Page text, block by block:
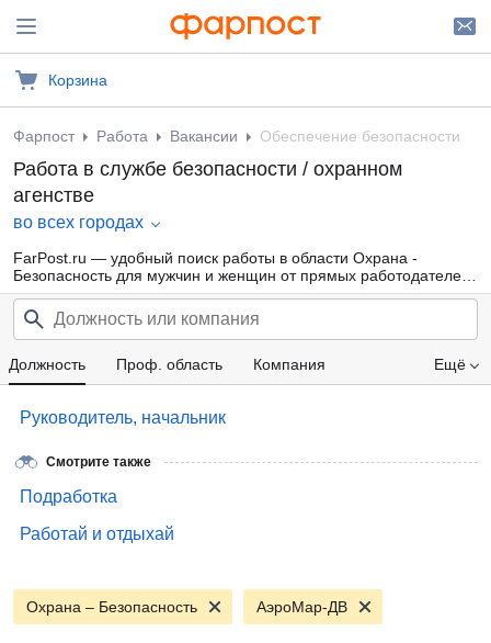
Корзина
Фарпост Работа Вакансии Обеспечение безопасности
Работа в службе безопасности / охранном
агенстве
во всех городах
FarPost.ru — удобный поиск работы в области Охрана -
Безопасность для мужчин и женщин от прямых работодателей,
а также от кадровых агентств. Свежие вакансии каждый день.
Ещё
Должность Проф. область Компания
Руководитель, начальник
Смотрите также
Подработка
Работай и отдыхай
Охрана – Безопасность АэроМар-ДВ